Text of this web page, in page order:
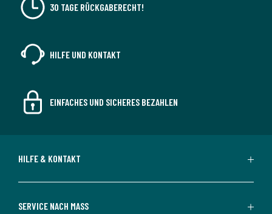
30 TAGE RÜCKGABERECHT!
HILFE UND KONTAKT
EINFACHES UND SICHERES BEZAHLEN
HILFE & KONTAKT
SERVICE NACH MASS